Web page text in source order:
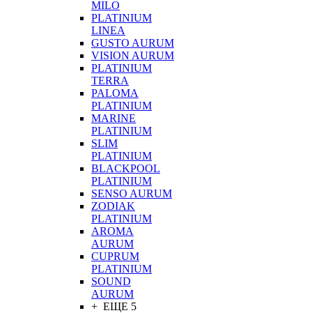
MILO
PLATINIUM
LINEA
GUSTO AURUM
VISION AURUM
PLATINIUM
TERRA
PALOMA
PLATINIUM
MARINE
PLATINIUM
SLIM
PLATINIUM
BLACKPOOL
PLATINIUM
SENSO AURUM
ZODIAK
PLATINIUM
AROMA
AURUM
CUPRUM
PLATINIUM
SOUND
AURUM
+ ЕЩЕ 5